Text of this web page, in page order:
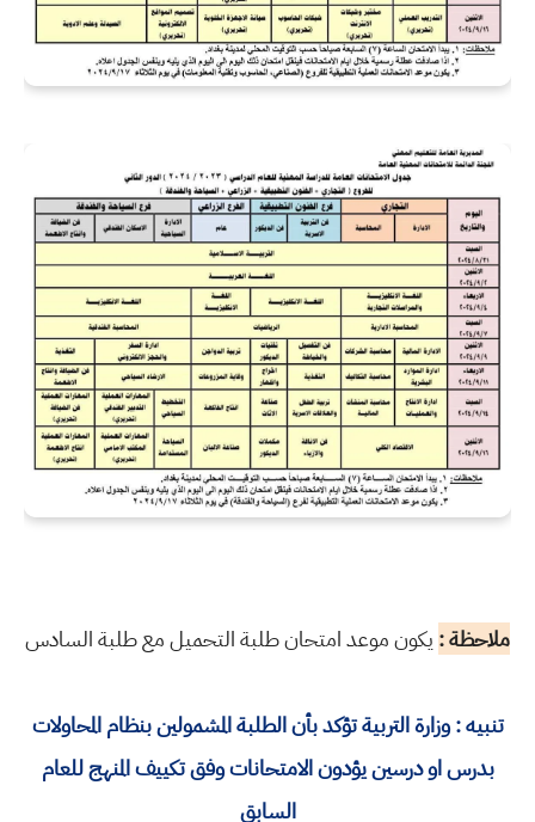
ملاحظة : يكون موعد امتحان طلبة التحميل مع طلبة السادس
تنبيه : وزارة التربية تؤكد بأن الطلبة المشمولين بنظام المحاولات
بدرس او درسين يؤدون الامتحانات وفق تكييف المنهج للعام
السابق